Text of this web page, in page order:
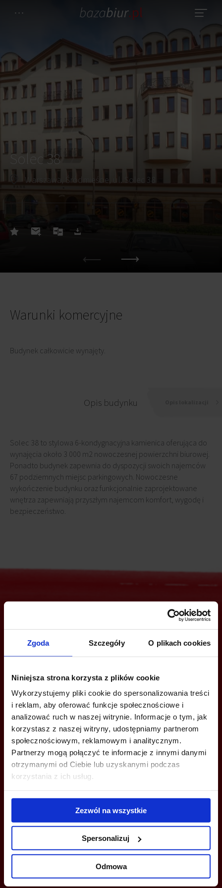
Zgoda Szczegóły O plikach cookies
Niniejsza strona korzysta z plików cookie
Wykorzystujemy pliki cookie do spersonalizowania treści
i reklam, aby oferować funkcje społecznościowe i
analizować ruch w naszej witrynie. Informacje o tym, jak
korzystasz z naszej witryny, udostępniamy partnerom
społecznościowym, reklamowym i analitycznym.
Partnerzy mogą połączyć te informacje z innymi danymi
otrzymanymi od Ciebie lub uzyskanymi podczas
korzystania z ich usług.
Zezwól na wszystkie
Spersonalizuj
Odmowa
Solec 38
Warszawa, Śródmieście, ul. Solec 38
Warunki komercyjne
Budynek całkowicie wynajęty.
Opis budynku
Solec 38 to stylowa 6-kondygnacyjna kamienica oferująca do
wynajęcia około 3 000 m2 nowoczesnej powierzchni biurowej.
Ponadto budynek zapewnia do dyspozycji swoich najemców
67 podziemnych miejsc parkingowych. Nowoczesne
wykończenie budynku oraz funkcjonalnie zaprojektowane
wnętrza zapewniają przyszłym najemcom komfort, wygodę i
bezpieczeństwo.
Jesteś zainteresowany tą ofertą?
+48 22 167 04 00
info@bazabiur.pl
MOŻESZ TEŻ ZOSTAWIĆ SWÓJ NUMER, A MY SKONTAKTUJEMY SIĘ
Z TOBĄ
Wyślij